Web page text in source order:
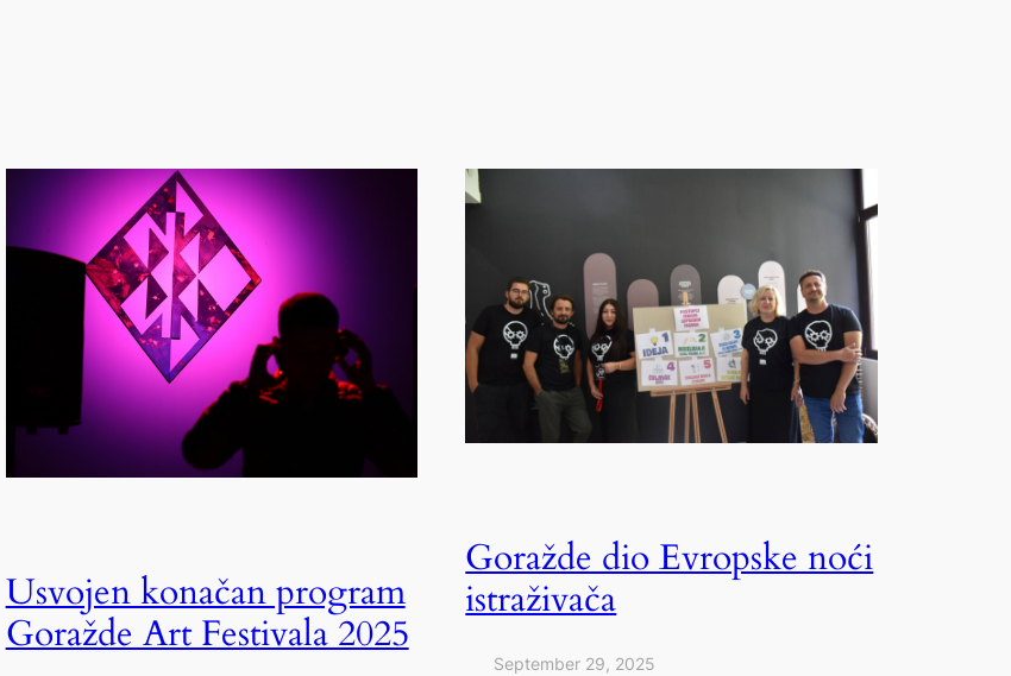
Usvojen konačan program
Goražde Art Festivala 2025
Goražde dio Evropske noći
istraživača
September 29, 2025